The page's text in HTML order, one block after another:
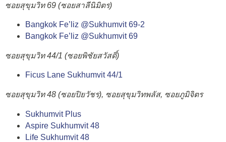
ซอยสุขุมวิท 69 (ซอยสาลีนิมิตร)
Bangkok Fe’liz @Sukhumvit 69-2
Bangkok Fe’liz @Sukhumvit 69
ซอยสุขุมวิท 44/1 (ซอยพิชัยสวัสดิ์)
Ficus Lane Sukhumvit 44/1
ซอยสุขุมวิท 48 (ซอยปิยวัชร), ซอยสุขุมวิทพลัส, ซอยภูมิจิตร
Sukhumvit Plus
Aspire Sukhumvit 48
Life Sukhumvit 48